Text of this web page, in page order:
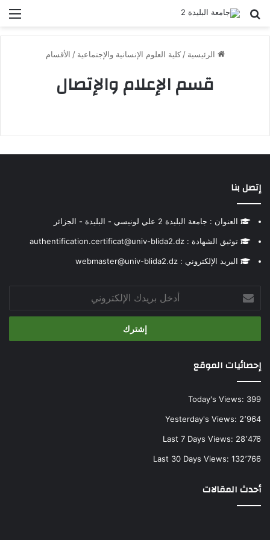
بحث عن
الرئيسية / كلية العلوم الإنسانية والإجتماعية / الأقسام
قسم الإعلام والإتصال
إتصل بنا
العنوان : جامعة البليدة 2 علي لونيسي - البليدة - الجزائر
توثيق الشهادة : authentification.certificat@univ-blida2.dz
البريد الإلكتروني : webmaster@univ-blida2.dz
بريدك
الإلكتروني
إحصائيات الموقع
Today's Views: 399
Yesterday's Views: 2٬964
Last 7 Days Views: 28٬476
Last 30 Days Views: 132٬766
أحدث المقالات